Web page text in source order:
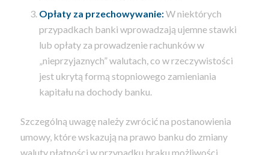
Opłaty za przechowywanie:W niektórych
przypadkach banki wprowadzają ujemne stawki
lub opłaty za prowadzenie rachunków w
„nieprzyjaznych” walutach, co w rzeczywistości
jest ukrytą formą stopniowego zamieniania
kapitału na dochody banku.
Szczególną uwagę należy zwrócić na postanowienia
umowy, które wskazują na prawo banku do zmiany
waluty płatności w przypadku braku możliwości